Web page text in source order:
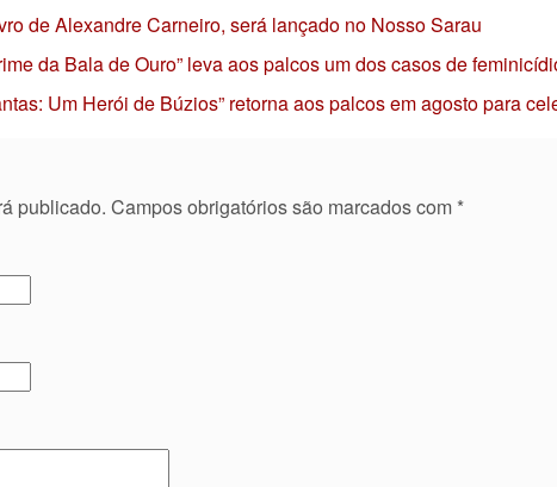
de Alexandre Carneiro, será lançado no Nosso Sarau
da Bala de Ouro” leva aos palcos um dos casos de
Um Herói de Búzios” retorna aos palcos em agosto para
publicado. Campos obrigatórios são marcados com *